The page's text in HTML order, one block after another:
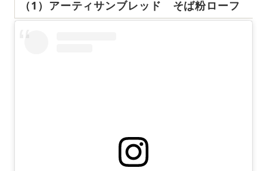
（1）アーティサンブレッド そば粉ローフ